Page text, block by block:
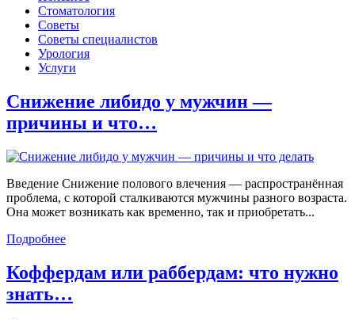
Стоматология
Советы
Советы специалистов
Урология
Услуги
Снижение либидо у мужчин —
причины и что…
Введение Снижение полового влечения — распространённая
проблема, с которой сталкиваются мужчины разного возраста.
Она может возникать как временно, так и приобретать...
Подробнее
Коффердам или раббердам: что нужно
знать…